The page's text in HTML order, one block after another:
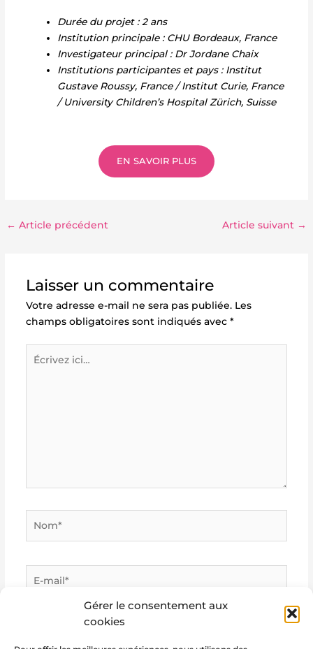
Gérer le consentement aux
cookies
Durée du projet : 2 ans
Institution principale : CHU Bordeaux, France
Investigateur principal : Dr Jordane Chaix
Institutions participantes et pays : Institut
Gustave Roussy, France / Institut Curie, France
/ University Children’s Hospital Zürich, Suisse
EN SAVOIR PLUS
← Article précédent Article suivant →
Laisser un commentaire
Votre adresse e-mail ne sera pas publiée. Les
champs obligatoires sont indiqués avec *
mail*
Internet